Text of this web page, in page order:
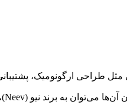
طراحی ارگونومیک،